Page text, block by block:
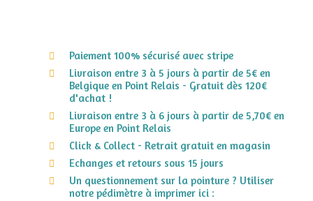
Paiement 100% sécurisé avec stripe
Livraison entre 3 à 5 jours à partir de 5€ en
Belgique en Point Relais - Gratuit dès 120€
d'achat !
Livraison entre 3 à 6 jours à partir de 5,70€ en
Europe en Point Relais
Click & Collect - Retrait gratuit en magasin
Echanges et retours sous 15 jours
Un questionnement sur la pointure ? Utiliser
notre pédimètre à imprimer ici :